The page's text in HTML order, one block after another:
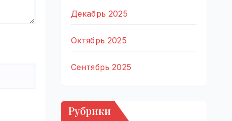
Декабрь 2025
Октябрь 2025
Сентябрь 2025
Рубрики